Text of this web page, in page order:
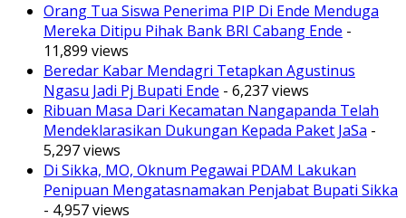
Orang Tua Siswa Penerima PIP Di Ende Menduga
Mereka Ditipu Pihak Bank BRI Cabang Ende -
11,899 views
Beredar Kabar Mendagri Tetapkan Agustinus
Ngasu Jadi Pj Bupati Ende - 6,237 views
Ribuan Masa Dari Kecamatan Nangapanda Telah
Mendeklarasikan Dukungan Kepada Paket JaSa -
5,297 views
Di Sikka, MO, Oknum Pegawai PDAM Lakukan
Penipuan Mengatasnamakan Penjabat Bupati Sikka
- 4,957 views